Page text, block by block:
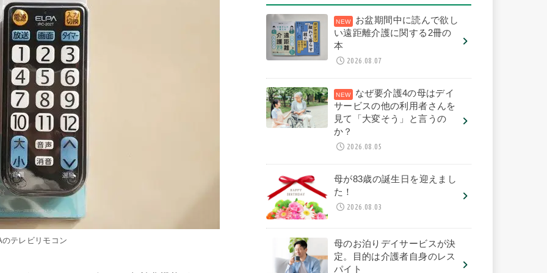
のテレビリモコン
お盆期間中に読んで欲し
い遠距離介護に関する2冊の
本
2026.08.07
なぜ要介護4の母はデイ
サービスの他の利用者さんを
見て「大変そう」と言うの
か？
2026.08.05
母が83歳の誕生日を迎えまし
た！
2026.08.03
母のお泊りデイサービスが決
定。目的は介護者自身のレス
パイト